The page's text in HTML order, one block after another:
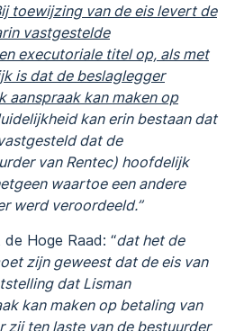
toewijzing van de eis levert de
vastgestelde
executoriale titel op, als met
is dat de beslaglegger
aanspraak kan maken op
kan erin bestaan dat
dat de
van Rentec) hoofdelijk
waartoe een andere
werd veroordeeld.”
Hoge Raad: “dat het de
zijn geweest dat de eis van
dat Lisman
kan maken op betaling van
zij ten laste van de bestuurder